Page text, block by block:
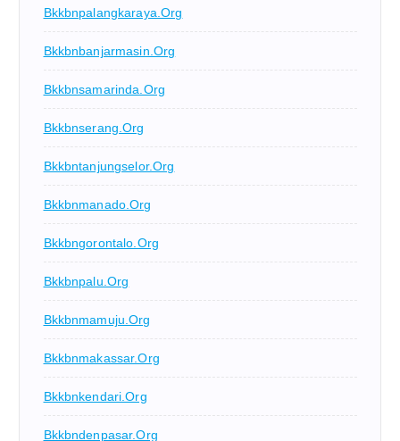
Bkkbnpalangkaraya.org
Bkkbnbanjarmasin.org
Bkkbnsamarinda.org
Bkkbnserang.org
Bkkbntanjungselor.org
Bkkbnmanado.org
Bkkbngorontalo.org
Bkkbnpalu.org
Bkkbnmamuju.org
Bkkbnmakassar.org
Bkkbnkendari.org
Bkkbndenpasar.org